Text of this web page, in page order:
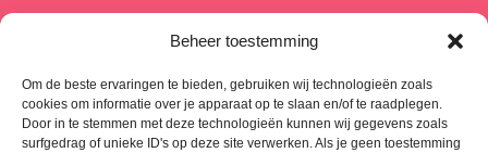
Beheer toestemming
Om de beste ervaringen te bieden, gebruiken wij technologieën zoals
cookies om informatie over je apparaat op te slaan en/of te raadplegen.
Door in te stemmen met deze technologieën kunnen wij gegevens zoals
surfgedrag of unieke ID's op deze site verwerken. Als je geen toestemming